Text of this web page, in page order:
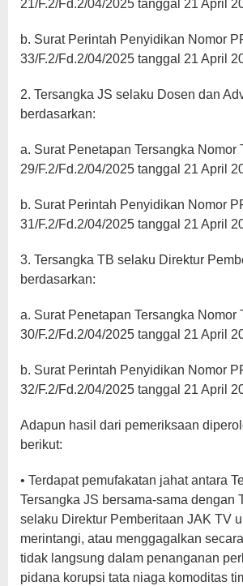
21/F.2/Fd.2/04/2025 tanggal 21 April
b. Surat Perintah Penyidikan Nomor
33/F.2/Fd.2/04/2025 tanggal 21 April
2. Tersangka JS selaku Dosen dan
berdasarkan:
a. Surat Penetapan Tersangka Nomor
29/F.2/Fd.2/04/2025 tanggal 21 April
b. Surat Perintah Penyidikan Nomor
31/F.2/Fd.2/04/2025 tanggal 21 April
3. Tersangka TB selaku Direktur
berdasarkan:
a. Surat Penetapan Tersangka Nomor
30/F.2/Fd.2/04/2025 tanggal 21 April
b. Surat Perintah Penyidikan Nomor
32/F.2/Fd.2/04/2025 tanggal 21 April
Adapun hasil dari pemeriksaan
berikut:
• Terdapat pemufakatan jahat antara
Tersangka JS bersama-sama dengan
selaku Direktur Pemberitaan JAK TV
merintangi, atau menggagalkan
tidak langsung dalam penanganan
pidana korupsi tata niaga komoditas